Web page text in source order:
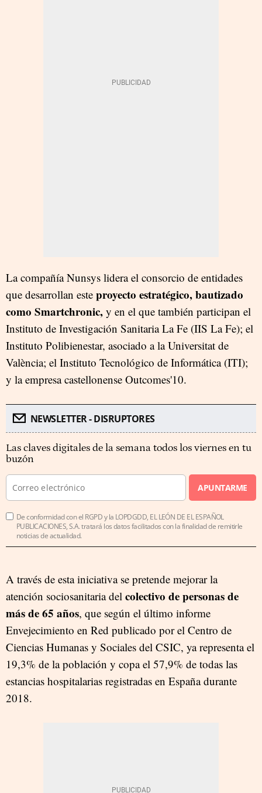
La compañía Nunsys lidera el consorcio de entidades
que desarrollan este proyecto estratégico, bautizado
como Smartchronic, y en el que también participan el
Instituto de Investigación Sanitaria La Fe (IIS La Fe); el
Instituto Polibienestar, asociado a la Universitat de
València; el Instituto Tecnológico de Informática (ITI);
y la empresa castellonense Outcomes'10.
NEWSLETTER - DISRUPTORES
Las claves digitales de la semana todos los viernes en tu
buzón
APUNTARME
De conformidad con el RGPD y la LOPDGDD, EL LEÓN DE EL ESPAÑOL
PUBLICACIONES, S.A. tratará los datos facilitados con la finalidad de remitirle
noticias de actualidad.
A través de esta iniciativa se pretende mejorar la
atención sociosanitaria del colectivo de personas de
más de 65 años, que según el último informe
Envejecimiento en Red publicado por el Centro de
Ciencias Humanas y Sociales del CSIC, ya representa el
19,3% de la población y copa el 57,9% de todas las
estancias hospitalarias registradas en España durante
2018.